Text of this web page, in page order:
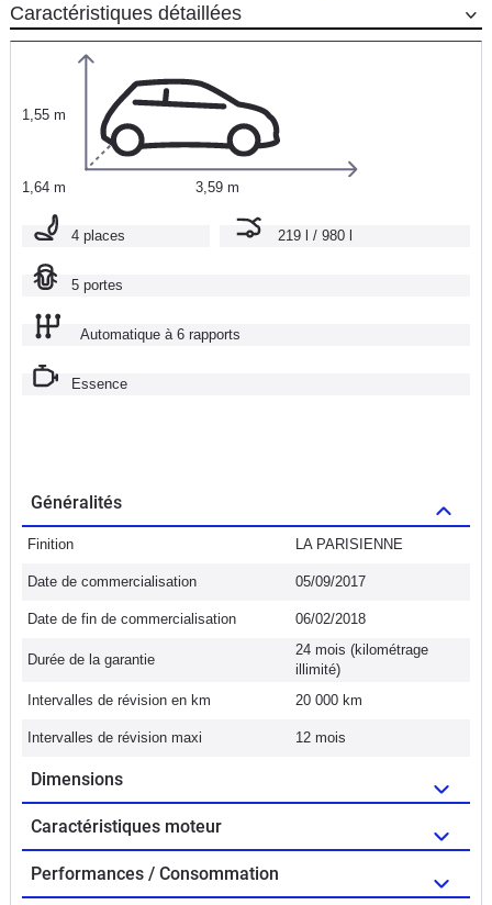
Caractéristiques détaillées
1,55 m
1,64 m 3,59 m
4 places 219 l / 980 l
5 portes
Automatique à 6 rapports
Essence
Généralités
Finition LA PARISIENNE
Date de commercialisation 05/09/2017
Date de fin de commercialisation 06/02/2018
Durée de la garantie
24 mois (kilométrage
illimité)
Intervalles de révision en km
20 000 km
Intervalles de révision maxi 12 mois
Dimensions
Caractéristiques moteur
Performances / Consommation